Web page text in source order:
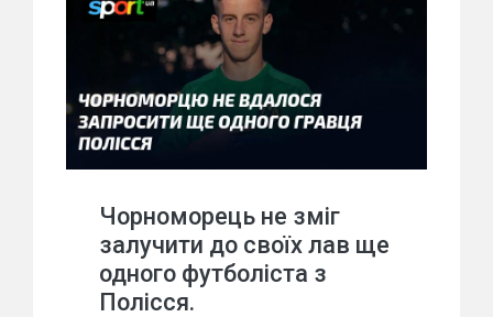
Чорноморець не зміг
залучити до своїх лав ще
одного футболіста з
Полісся.